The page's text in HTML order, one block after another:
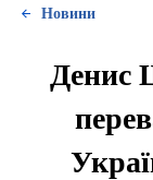
Новини
Денис